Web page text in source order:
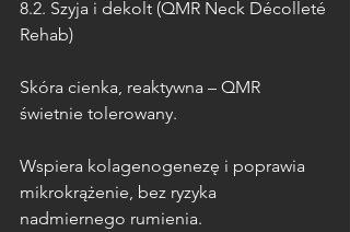
8.2. Szyja i dekolt (QMR Neck Décolleté
Rehab)
Skóra cienka, reaktywna – QMR
świetnie tolerowany.
Wspiera kolagenogenezę i poprawia
mikrokrążenie, bez ryzyka
nadmiernego rumienia.